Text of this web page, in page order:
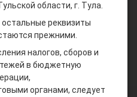
области, г. Тула.
реквизиты
прежними.
налогов, сборов и
в бюджетную
органами, следует